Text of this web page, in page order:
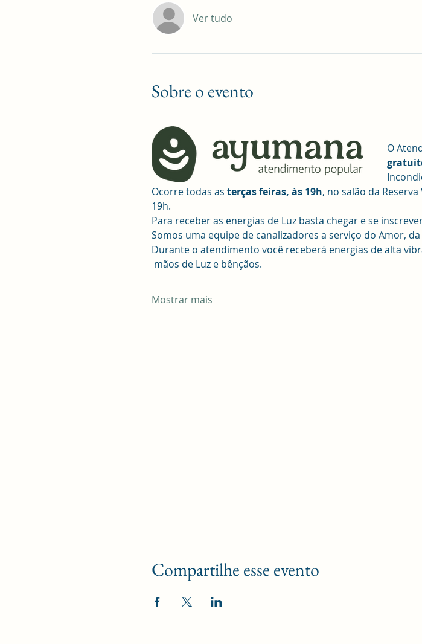
Ver tudo
Sobre o evento
O
Ocorre todas as terças feiras, às 19h, no salão da
19h.
Para receber as energias de Luz basta chegar e se
Somos uma equipe de canalizadores a serviço do Amor,
Durante o atendimento você receberá energias de alta
mãos de Luz e bênçãos.
Mostrar mais
Compartilhe esse evento